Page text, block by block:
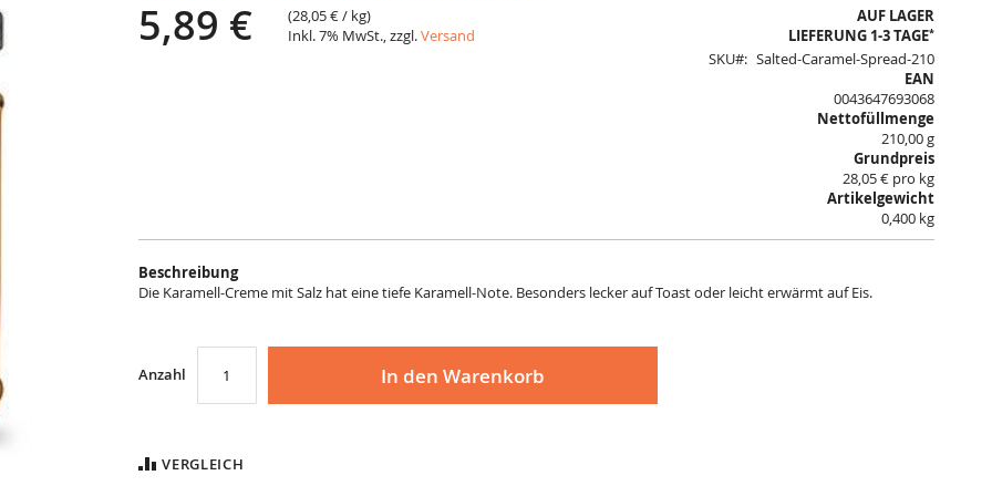
5,89 € (28,05 €/ kg)
Inkl. 7% MwSt., zzgl.Versand
AUF LAGER
LIEFERUNG 1-3 TAGE*
SKU
Salted-Caramel-Spread-210
EAN
0043647693068
Nettofüllmenge
210,00 g
Grundpreis
28,05 € pro kg
Artikelgewicht
0,400 kg
Beschreibung
Die Karamell-Creme mit Salz hat eine tiefe Karamell-Note. Besonders lecker auf Toast oder leicht erwärmt auf Eis.
Anzahl In den Warenkorb
VERGLEICH